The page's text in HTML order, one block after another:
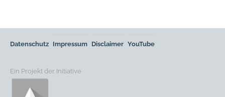
Datenschutz Impressum Disclaimer YouTube
Ein Projekt der Initiative